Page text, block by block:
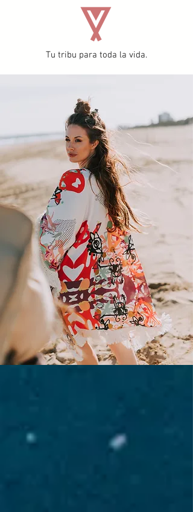
Tu tribu para toda la vida.